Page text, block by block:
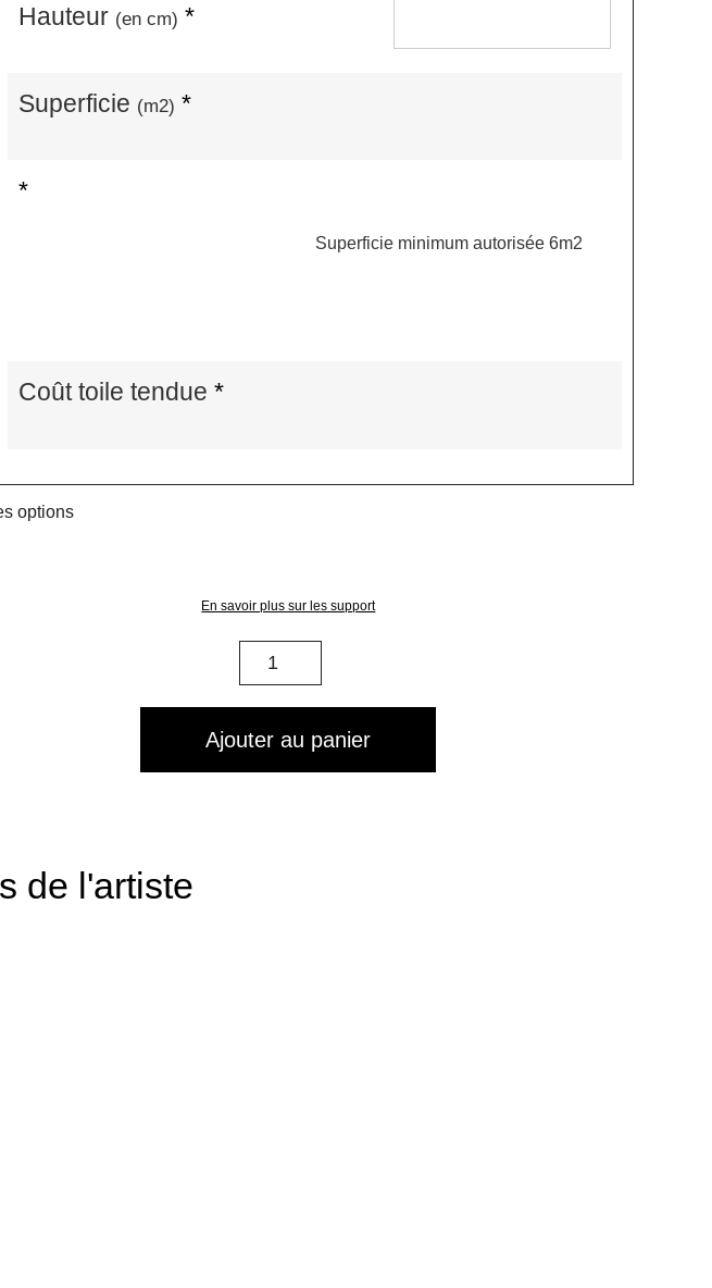
Hauteur (en cm) *
Superficie (m2) *
*
Superficie minimum autorisée 6m2
Coût toile tendue *
options
En savoir plus sur les support
quantité
de
003004
Ajouter au panier
de l'artiste